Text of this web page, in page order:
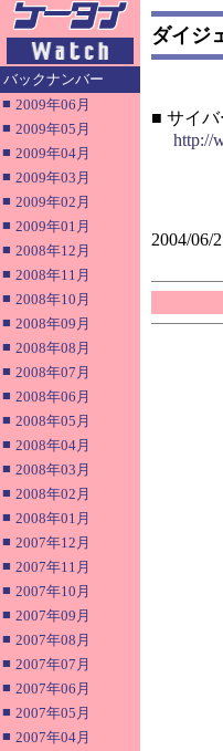
バックナンバー
■ 2009年06月
■ 2009年05月
■ 2009年04月
■ 2009年03月
■ 2009年02月
■ 2009年01月
■ 2008年12月
■ 2008年11月
■ 2008年10月
■ 2008年09月
■ 2008年08月
■ 2008年07月
■ 2008年06月
■ 2008年05月
■ 2008年04月
■ 2008年03月
■ 2008年02月
■ 2008年01月
■ 2007年12月
■ 2007年11月
■ 2007年10月
■ 2007年09月
■ 2007年08月
■ 2007年07月
■ 2007年06月
■ 2007年05月
■ 2007年04月
ダイジ
■ サイ
http://
2004/06/